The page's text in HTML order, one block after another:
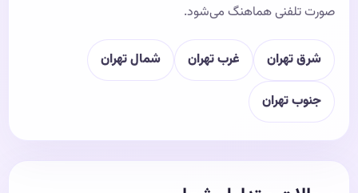
صورت تلفنی هماهنگ می‌شود.
شرق تهران غرب تهران شمال تهران
جنوب تهران